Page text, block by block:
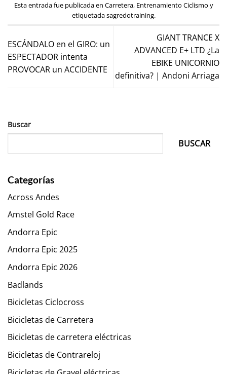
Esta entrada fue publicada en Carretera, Entrenamiento Ciclismo y
etiquetadasagredotraining.
ESCÁNDALO en el GIRO: un
ESPECTADOR intenta
PROVOCAR un ACCIDENTE
GIANT TRANCE X
ADVANCED E+ LTD ¿La
EBIKE UNICORNIO
definitiva? | Andoni Arriaga
Buscar
BUSCAR
Categorías
Across Andes
Amstel Gold Race
Andorra Epic
Andorra Epic 2025
Andorra Epic 2026
Badlands
Bicicletas Ciclocross
Bicicletas de Carretera
Bicicletas de carretera eléctricas
Bicicletas de Contrareloj